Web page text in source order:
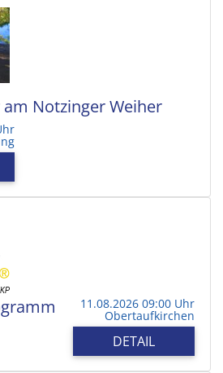
Notzinger Weiher
11.08.2026 09:00 Uhr
Obertaufkirchen
DETAIL